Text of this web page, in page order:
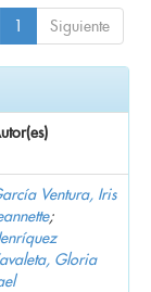
1 Siguiente
Ventura, Iris
;
Gloria